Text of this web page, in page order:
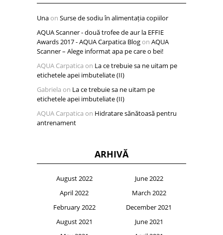
Unaon Surse de sodiu în alimentația copiilor
AQUA Scanner - două trofee de aur la EFFIE
Awards 2017 - AQUA Carpatica Blogon AQUA
Scanner – Alege informat apa pe care o bei!
AQUA Carpatica on La ce trebuie sa ne uitam pe
etichetele apei imbuteliate (II)
Gabriela on La ce trebuie sa ne uitam pe
etichetele apei imbuteliate (II)
AQUA Carpatica on Hidratare sănătoasă pentru
antrenament
ARHIVĂ
August 2022
June 2022
April 2022
March 2022
February 2022
December 2021
August 2021
June 2021